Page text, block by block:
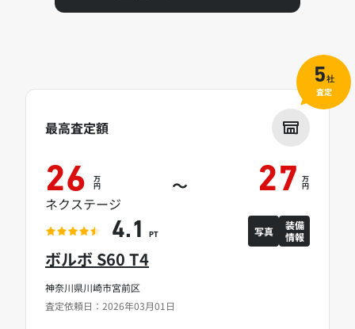
神奈川県川崎市宮前区
査定依頼日：2026年03月01日
ボルボ S60 T4
最高査定額
26 万
円 ～ 27 万
円
ネクステージ
4.1 PT 写真
装備
情報
5社
査定